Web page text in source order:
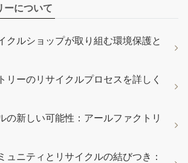
ーについて
クルショップが取り組む環境保護と
リーのリサイクルプロセスを詳しく
の新しい可能性：アールファクトリ
ュニティとリサイクルの結びつき：